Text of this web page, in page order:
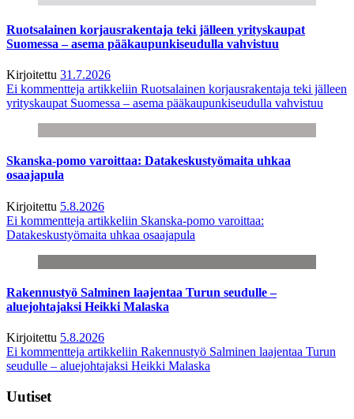
Ruotsalainen korjausrakentaja teki jälleen yrityskaupat
Suomessa – asema pääkaupunkiseudulla vahvistuu
Kirjoitettu 31.7.2026
Ei kommentteja artikkeliin Ruotsalainen korjausrakentaja teki jälleen
yrityskaupat Suomessa – asema pääkaupunkiseudulla vahvistuu
Skanska-pomo varoittaa: Datakeskustyömaita uhkaa
osaajapula
Kirjoitettu 5.8.2026
Ei kommentteja artikkeliin Skanska-pomo varoittaa:
Datakeskustyömaita uhkaa osaajapula
Rakennustyö Salminen laajentaa Turun seudulle –
aluejohtajaksi Heikki Malaska
Kirjoitettu 5.8.2026
Ei kommentteja artikkeliin Rakennustyö Salminen laajentaa Turun
seudulle – aluejohtajaksi Heikki Malaska
Uutiset